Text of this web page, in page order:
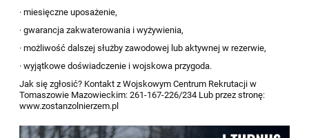
· miesięczne uposażenie,
· gwarancja zakwaterowania i wyżywienia,
· możliwość dalszej służby zawodowej lub aktywnej w rezerwie,
· wyjątkowe doświadczenie i wojskowa przygoda.
Jak się zgłosić? Kontakt z Wojskowym Centrum Rekrutacji w
Tomaszowie Mazowieckim: 261-167-226/234 Lub przez stronę:
www.zostanzolnierzem.pl